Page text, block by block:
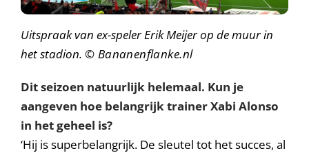
Uitspraak van ex-speler Erik Meijer op de muur in
het stadion. © Bananenflanke.nl
Dit seizoen natuurlijk helemaal. Kun je
aangeven hoe belangrijk trainer Xabi Alonso
in het geheel is?
‘Hij is superbelangrijk. De sleutel tot het succes, al